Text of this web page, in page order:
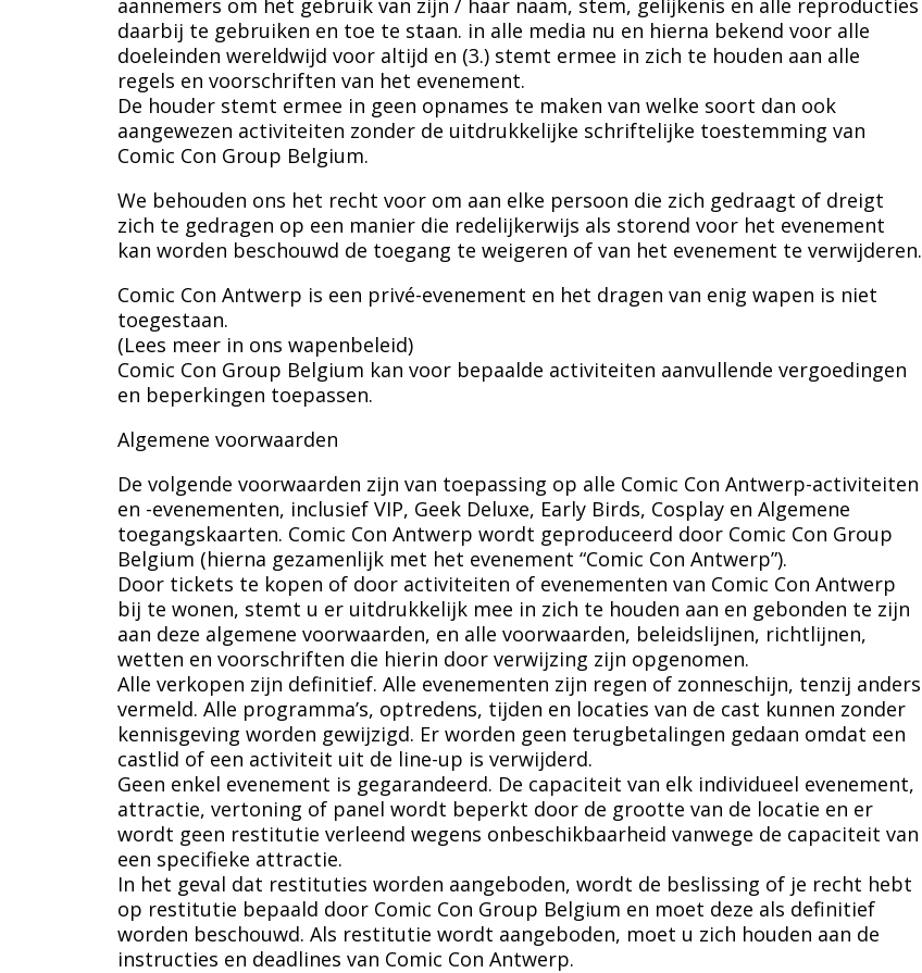
aannemers om het gebruik van zijn / haar naam, stem, gelijkenis en alle reproducties
daarbij te gebruiken en toe te staan. in alle media nu en hierna bekend voor alle
doeleinden wereldwijd voor altijd en (3.) stemt ermee in zich te houden aan alle
regels en voorschriften van het evenement.
De houder stemt ermee in geen opnames te maken van welke soort dan ook
aangewezen activiteiten zonder de uitdrukkelijke schriftelijke toestemming van
Comic Con Group Belgium.
We behouden ons het recht voor om aan elke persoon die zich gedraagt of dreigt
zich te gedragen op een manier die redelijkerwijs als storend voor het evenement
kan worden beschouwd de toegang te weigeren of van het evenement te verwijderen.
Comic Con Antwerp is een privé-evenement en het dragen van enig wapen is niet
toegestaan.
(Lees meer in ons wapenbeleid)
Comic Con Group Belgium kan voor bepaalde activiteiten aanvullende vergoedingen
en beperkingen toepassen.
Algemene voorwaarden
De volgende voorwaarden zijn van toepassing op alle Comic Con Antwerp-activiteiten
en -evenementen, inclusief VIP, Geek Deluxe, Early Birds, Cosplay en Algemene
toegangskaarten. Comic Con Antwerp wordt geproduceerd door Comic Con Group
Belgium (hierna gezamenlijk met het evenement “Comic Con Antwerp”).
Door tickets te kopen of door activiteiten of evenementen van Comic Con Antwerp
bij te wonen, stemt u er uitdrukkelijk mee in zich te houden aan en gebonden te zijn
aan deze algemene voorwaarden, en alle voorwaarden, beleidslijnen, richtlijnen,
wetten en voorschriften die hierin door verwijzing zijn opgenomen.
Alle verkopen zijn definitief. Alle evenementen zijn regen of zonneschijn, tenzij anders
vermeld. Alle programma’s, optredens, tijden en locaties van de cast kunnen zonder
kennisgeving worden gewijzigd. Er worden geen terugbetalingen gedaan omdat een
castlid of een activiteit uit de line-up is verwijderd.
Geen enkel evenement is gegarandeerd. De capaciteit van elk individueel evenement,
attractie, vertoning of panel wordt beperkt door de grootte van de locatie en er
wordt geen restitutie verleend wegens onbeschikbaarheid vanwege de capaciteit van
een specifieke attractie.
In het geval dat restituties worden aangeboden, wordt de beslissing of je recht hebt
op restitutie bepaald door Comic Con Group Belgium en moet deze als definitief
worden beschouwd. Als restitutie wordt aangeboden, moet u zich houden aan de
instructies en deadlines van Comic Con Antwerp.